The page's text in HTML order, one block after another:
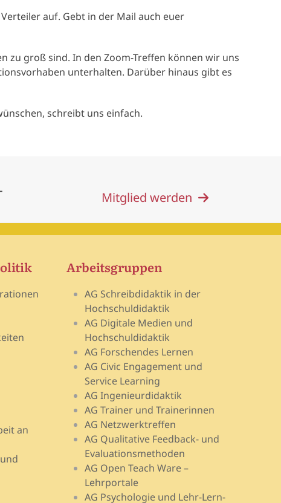
auf. Gebt in der Mail auch euer
zu groß sind. In den Zoom-Treffen können wir uns
unterhalten. Darüber hinaus gibt es
schreibt uns einfach.
Mitglied werden
an
Arbeitsgruppen
AG Schreibdidaktik in der
Hochschuldidaktik
AG Digitale Medien und
Hochschuldidaktik
AG Forschendes Lernen
AG Civic Engagement und
Service Learning
AG Ingenieurdidaktik
AG Trainer und Trainerinnen
AG Netzwerktreffen
AG Qualitative Feedback- und
Evaluationsmethoden
AG Open Teach Ware –
Lehrportale
AG Psychologie und Lehr-Lern-